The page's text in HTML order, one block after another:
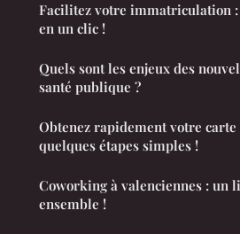
Facilitez votre immatriculation
en un clic !
Quels sont les enjeux des
santé publique ?
Obtenez rapidement votre
quelques étapes simples !
Coworking à valenciennes : un
ensemble !